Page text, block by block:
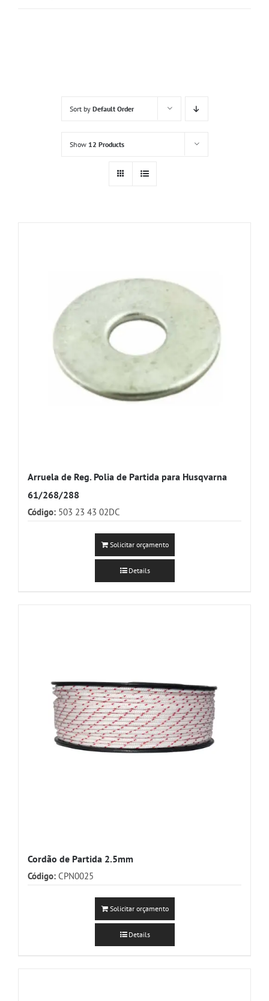
Sort by Default Order
Show 12 Products
Arruela de Reg. Polia de Partida para Husqvarna
61/268/288
Código: 503 23 43 02DC
Solicitar orçamento
Details
Cordão de Partida 2.5mm
Código: CPN0025
Solicitar orçamento
Details